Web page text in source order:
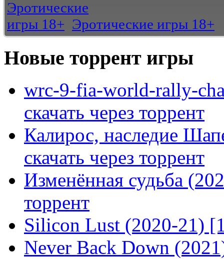
Эротические игры 18+
Новые торрент игры
wrc-9-fia-world-rally-
скачать через торрент
Калирос, наследие
скачать через торрент
Изменённая судьба
торрент
Silicon Lust (2020-21)
Never Back Down